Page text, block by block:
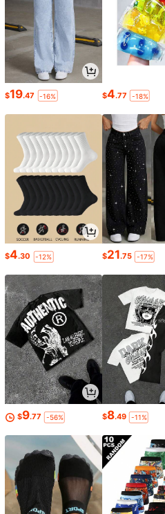
$19.47 -16% $4.77 -18%
$4.30 -12% $21.75 -17%
$9.77 -56% $8.49 -11%